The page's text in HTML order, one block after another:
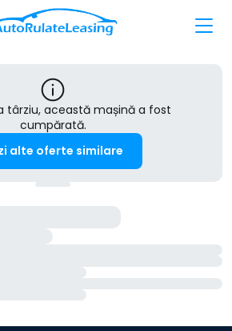
târziu, această mașină a fost
cumpărată.
alte oferte similare